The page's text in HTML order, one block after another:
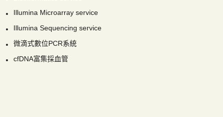
Illumina Microarray service
Illumina Sequencing service
微滴式數位PCR系統
cfDNA富集採血管